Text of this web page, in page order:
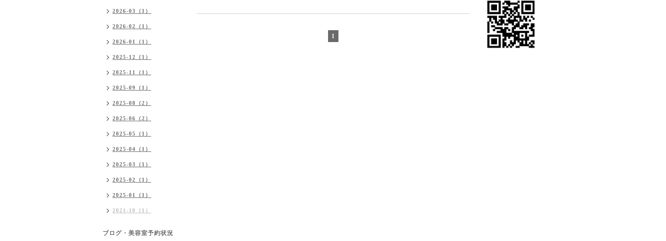
1
2026-03（1）
2026-02（1）
2026-01（1）
2025-12（1）
2025-11（1）
2025-09（1）
2025-08（2）
2025-06（2）
2025-05（1）
2025-04（1）
2025-03（1）
2025-02（1）
2025-01（1）
2021-10（1）
ブログ・美容室予約状況